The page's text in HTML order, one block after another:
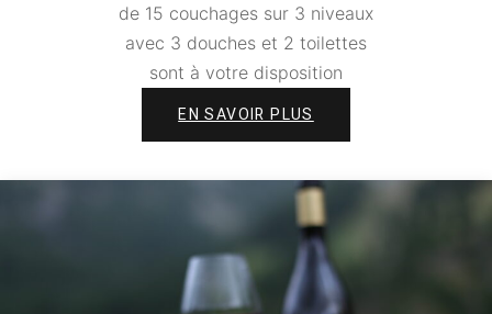
de 15 couchages sur 3 niveaux
avec 3 douches et 2 toilettes
sont à votre disposition
EN SAVOIR PLUS